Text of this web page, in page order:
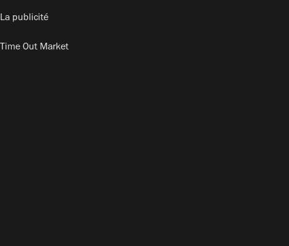
La publicité
Time Out Market